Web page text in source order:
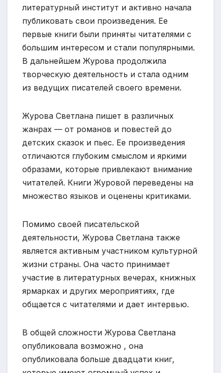
литературный институт и активно начала
публиковать свои произведения. Ее
первые книги были приняты читателями с
большим интересом и стали популярными.
В дальнейшем Журова продолжила
творческую деятельность и стала одним
из ведущих писателей своего времени.
Журова Светлана пишет в различных
жанрах — от романов и повестей до
детских сказок и пьес. Ее произведения
отличаются глубоким смыслом и яркими
образами, которые привлекают внимание
читателей. Книги Журовой переведены на
множество языков и оценены критиками.
Помимо своей писательской
деятельности, Журова Светлана также
является активным участником культурной
жизни страны. Она часто принимает
участие в литературных вечерах, книжных
ярмарках и других мероприятиях, где
общается с читателями и дает интервью.
В общей сложности Журова Светлана
опубликовала возможно , она
опубликовала больше двадцати книг,